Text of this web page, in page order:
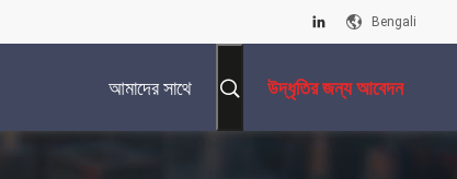
Bengali
আমাদের সাথে উদ্ধৃতির জন্য আবেদন